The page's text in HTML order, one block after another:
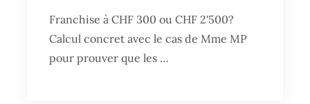
Franchise à CHF 300 ou CHF 2'500?
Calcul concret avec le cas de Mme MP
pour prouver que les …